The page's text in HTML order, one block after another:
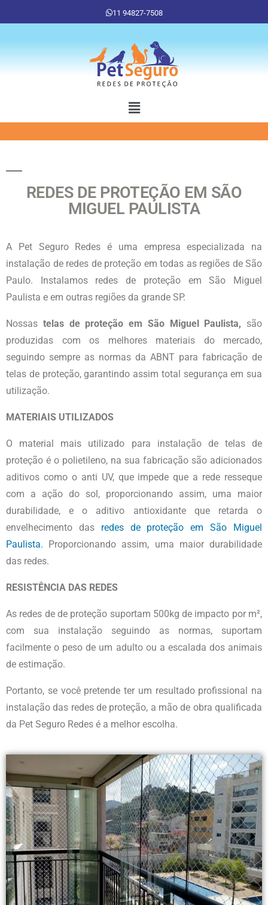
11 94827-7508
REDES DE PROTEÇÃO EM SÃO
MIGUEL PAULISTA
A Pet Seguro Redes é uma empresa especializada na
instalação de redes de proteção em todas as regiões de São
Paulo. Instalamos redes de proteção em São Miguel
Paulista e em outras regiões da grande SP.
Nossas telasde proteção em São Miguel Paulista, são
produzidas com os melhores materiais do mercado,
seguindo sempre as normas da ABNT para fabricação de
telas de proteção, garantindo assim total segurança em sua
utilização.
MATERIAIS UTILIZADOS
O material mais utilizado para instalação de telas de
proteção é o polietileno, na sua fabricação são adicionados
aditivos como o anti UV, que impede que a rede resseque
com a ação do sol, proporcionando assim, uma maior
durabilidade, e o aditivo antioxidante que retarda o
envelhecimento das redes de
proteção em São Miguel
Paulista. Proporcionando assim, uma maior durabilidade
das redes.
RESISTÊNCIA DAS REDES
As redes de de proteção suportam 500kg de impacto por m²,
com sua instalação seguindo as normas, suportam
facilmente o peso de um adulto ou a escalada dos animais
de estimação.
Portanto, se você pretende ter um resultado profissional na
instalação das redes de proteção, a mão de obra qualificada
da Pet Seguro Redes é a melhor escolha.